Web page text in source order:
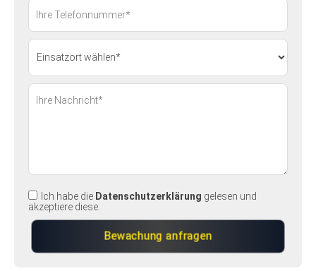
Ich habe die Datenschutzerklärung gelesen und
akzeptiere diese.